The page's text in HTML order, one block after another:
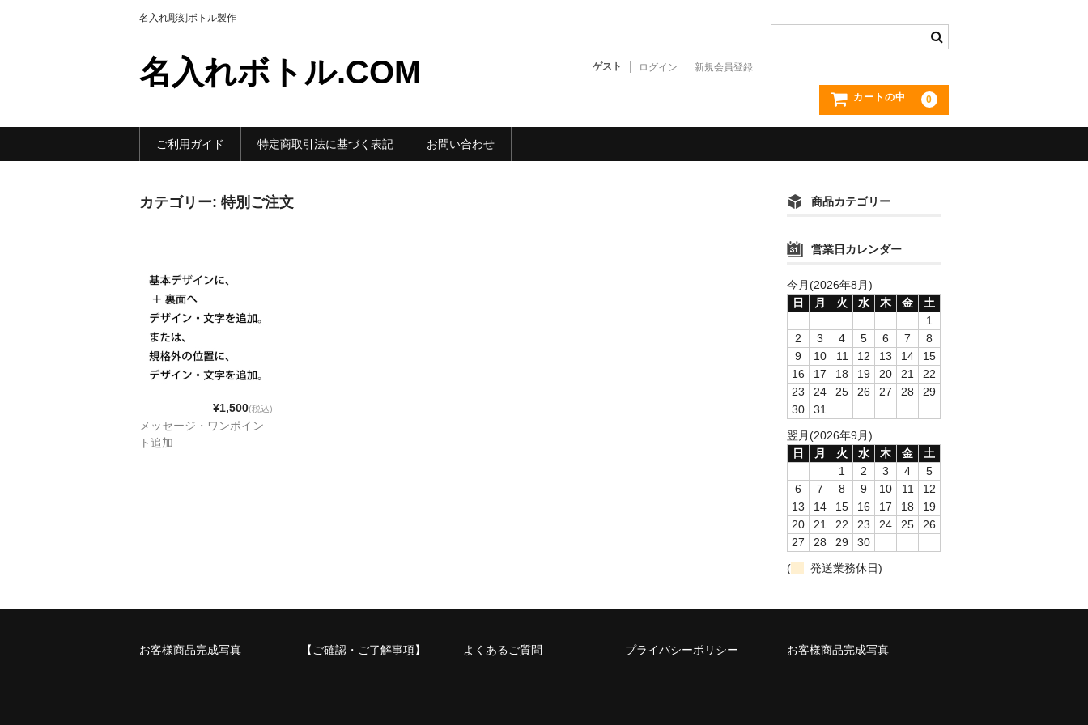
名入れ彫刻ボトル製作
名入れボトル.COM ゲスト ログイン 新規会員登録
カートの中 0
ご利用ガイド 特定商取引法に基づく表記 お問い合わせ
カテゴリー: 特別ご注文
¥1,500(税込)
メッセージ・ワンポイン
ト追加
商品カテゴリー
営業日カレンダー
今月(2026年8月)
日
月 火 水 木 金
土
1
2
3 4 5 6 7
8
9
10 11 12 13 14
15
16
17 18 19 20 21
22
23
24 25 26 27 28
29
30
31
翌月(2026年9月)
日
月 火 水 木 金
土
1
2 3 4
5
6
7 8 9 10 11
12
13
14 15 16 17 18
19
20
21 22 23 24 25
26
27
28 29
30
(
発送業務休日)
お客様商品完成写真 【ご確認・ご了解事項】 よくあるご質問 プライバシーポリシー お客様商品完成写真